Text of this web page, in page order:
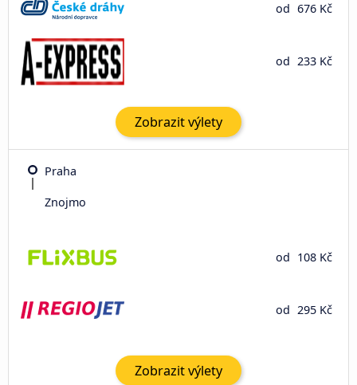
od 676 Kč
od 233 Kč
Zobrazit výlety
Praha
Znojmo
od 108 Kč
od 295 Kč
Zobrazit výlety